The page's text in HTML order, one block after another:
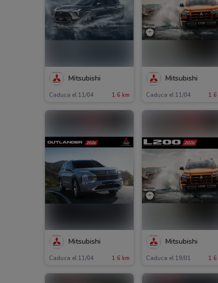
Mitsubishi
Caduca el 11/04 1.6 km
Mitsubishi
Caduca el 11/04 1.6
Mitsubishi
Caduca el 11/04 1.6 km
Mitsubishi
Caduca el 19/01 1.6